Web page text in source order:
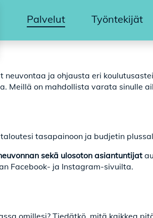
Palvelut Työntekijät
neuvontaa ja ohjausta eri
Meillä on mahdollista varata sinulle
tasapainoon ja budjetin
sekä ulosoton asiantuntijat
Facebook- ja Instagram-sivuilta.
omillesi? Tiedätkö, mitä kaikkea